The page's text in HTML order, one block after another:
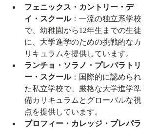
フェニックス・カントリー・デ
イ・スクール：一流の独立系学校
で、幼稚園から12年生までの生徒
に、大学進学のための挑戦的なカ
リキュラムを提供しています。
ランチョ・ソラノ・プレパラトリ
ー・スクール：国際的に認められ
た私立学校で、厳格な大学進学準
備カリキュラムとグローバルな視
点を提供しています。
ブロフィー・カレッジ・プレパラ